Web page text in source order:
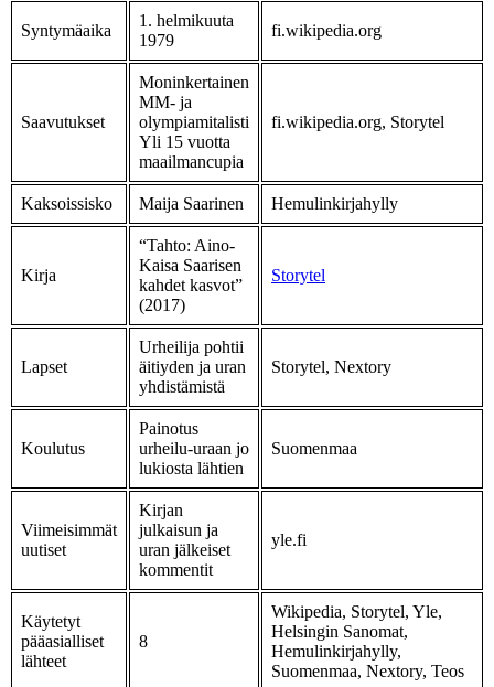
Syntymäaika
1. helmikuuta
1979
fi.wikipedia.org
Saavutukset
Moninkertainen
MM- ja
olympiamitalisti
Yli 15 vuotta
maailmancupia
fi.wikipedia.org, Storytel
Kaksoissisko Maija Saarinen Hemulinkirjahylly
Kirja
“Tahto: Aino-
Kaisa Saarisen
kahdet kasvot”
(2017)
Storytel
Lapset
Urheilija pohtii
äitiyden ja uran
yhdistämistä
Storytel, Nextory
Koulutus
Painotus
urheilu-uraan jo
lukiosta lähtien
Suomenmaa
Viimeisimmät
uutiset
Kirjan
julkaisun ja
uran jälkeiset
kommentit
yle.fi
Käytetyt
pääasialliset
lähteet
8
Wikipedia, Storytel, Yle,
Helsingin Sanomat,
Hemulinkirjahylly,
Suomenmaa, Nextory, Teos